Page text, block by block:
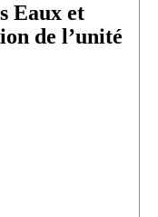
Eaux et
de l’unité